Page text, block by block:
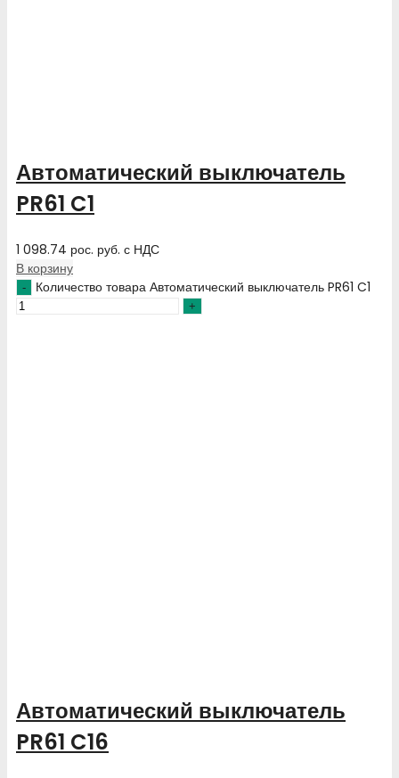
Автоматический выключатель
PR61 C1
1 098.74 рос. руб. с НДС
В корзину
Количество товара Автоматический выключатель PR61 C1
Автоматический выключатель
PR61 C16